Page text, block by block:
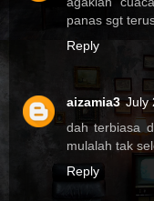
panas sgt
Reply
aizamia3 July
dah terbiasa
mulalah tak
Reply